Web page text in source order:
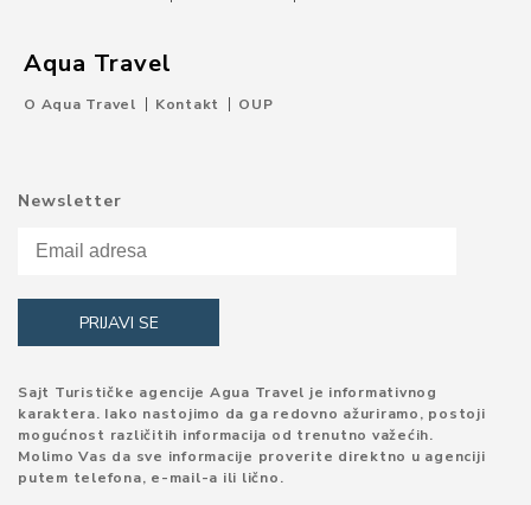
Aqua Travel
O Aqua Travel Kontakt OUP
Newsletter
Sajt Turističke agencije Agua Travel je informativnog
karaktera. Iako nastojimo da ga redovno ažuriramo, postoji
mogućnost različitih informacija od trenutno važećih.
Molimo Vas da sve informacije proverite direktno u agenciji
putem telefona, e-mail-a ili lično.